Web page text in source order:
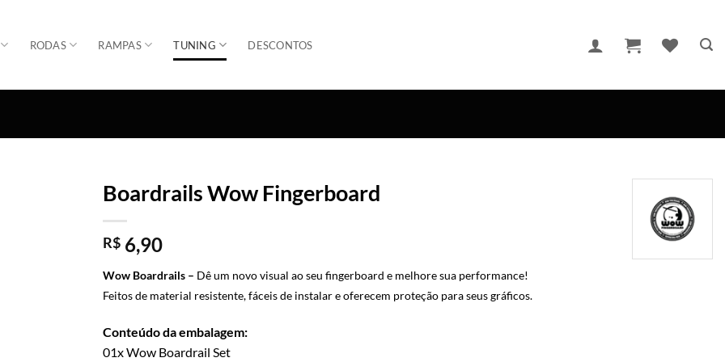
RODAS RAMPAS TUNING DESCONTOS
Boardrails Wow Fingerboard
R$ 6,90
Wow Boardrails – Dê um novo visual ao seu fingerboard e melhore sua performance!
Feitos de material resistente, fáceis de instalar e oferecem proteção para seus gráficos.
Conteúdo da embalagem:
01x Wow Boardrail Set